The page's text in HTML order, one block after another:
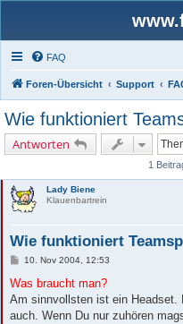
FAQ
Foren-Übersicht Support
Wie funktioniert
Antworten
1
Lady Biene
Klauenbartrein
Wie funktioniert
B
i
r
a
10. Nov 2004, 12:53
Was braucht man?
Am sinnvollsten ist ein Headset.
auch. Wenn Du nur zuhören